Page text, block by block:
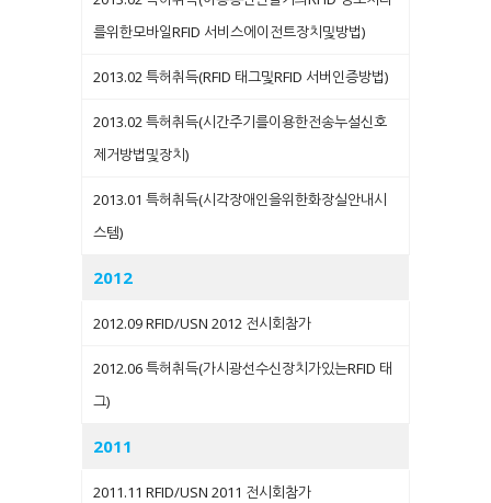
를위한모바일RFID 서비스에이전트장치및방법)
2013.02 특허취득(RFID 태그및RFID 서버인증방법)
2013.02 특허취득(시간주기를이용한전송누설신호
제거방법및장치)
2013.01 특허취득(시각장애인을위한화장실안내시
스템)
2012
2012.09 RFID/USN 2012 전시회참가
2012.06 특허취득(가시광선수신장치가있는RFID 태
그)
2011
2011.11 RFID/USN 2011 전시회참가